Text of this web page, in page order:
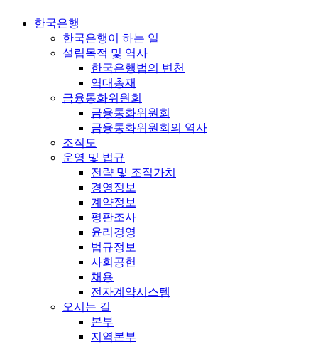
한국은행
한국은행이 하는 일
설립목적 및 역사
한국은행법의 변천
역대총재
금융통화위원회
금융통화위원회
금융통화위원회의 역사
조직도
운영 및 법규
전략 및 조직가치
경영정보
계약정보
평판조사
윤리경영
법규정보
사회공헌
채용
전자계약시스템
오시는 길
본부
지역본부